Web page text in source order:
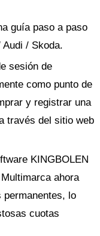
guía paso a paso
/ Skoda.
sesión de
como punto de
y registrar una
través del sitio web
KINGBOLEN
ahora
lo
cuotas